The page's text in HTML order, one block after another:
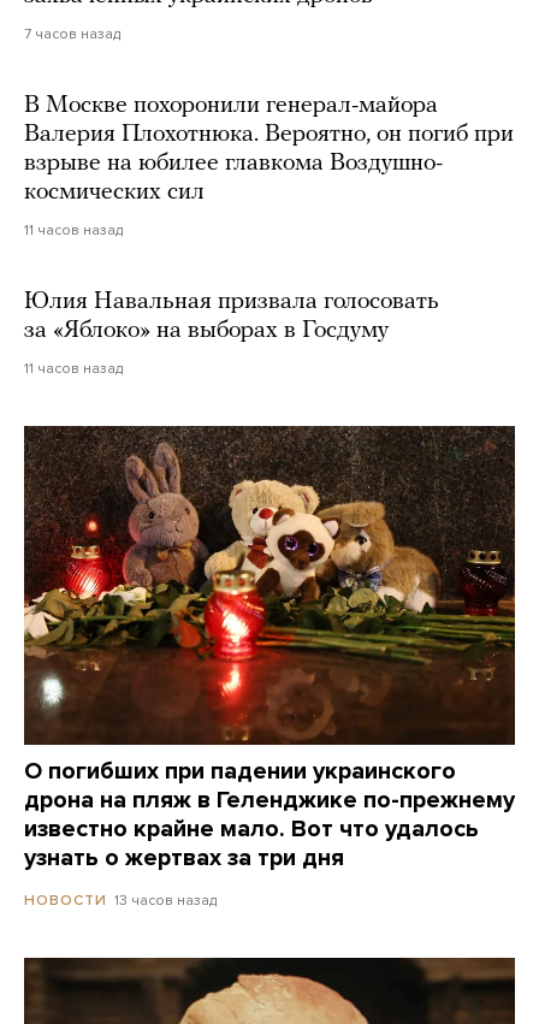
7 часов назад
В Москве похоронили генерал-майора
Валерия Плохотнюка. Вероятно, он погиб при
взрыве на юбилее главкома Воздушно-
космических сил
11 часов назад
Юлия Навальная призвала голосовать
за «Яблоко» на выборах в Госдуму
11 часов назад
О погибших при падении украинского
дрона на пляж в Геленджике по-прежнему
известно крайне мало. Вот что удалось
узнать о жертвах за три дня
НОВОСТИ 13 часов назад